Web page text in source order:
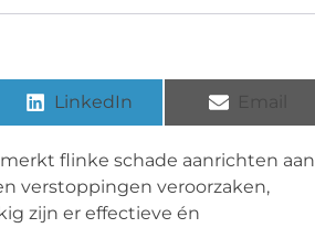
LinkedIn
flinke schade aanrichten aan
verstoppingen veroorzaken,
zijn er effectieve én